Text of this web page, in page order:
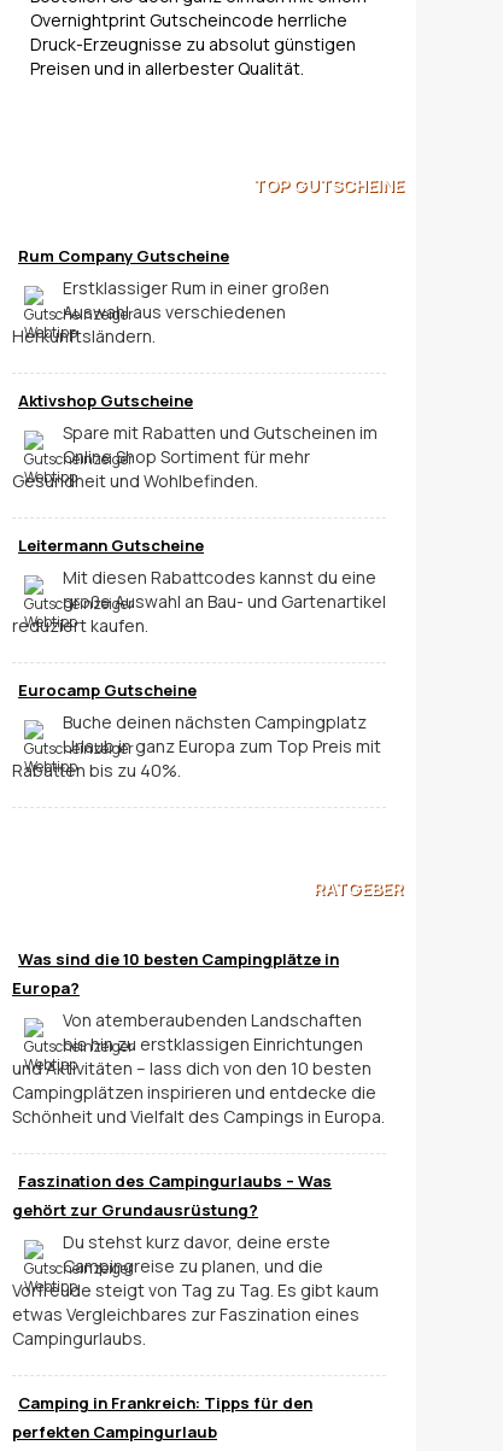
Overnightprint Gutscheincode herrliche
Druck-Erzeugnisse zu absolut günstigen
Preisen und in allerbester Qualität.
TOPGUTSCHEINE
Rum Company Gutscheine
Erstklassiger Rum in einer großen
Auswahl aus verschiedenen
Herkunftsländern.
Aktivshop Gutscheine
Spare mit Rabatten und Gutscheinen im
Online Shop Sortiment für mehr
Gesundheit und Wohlbefinden.
Leitermann Gutscheine
Mit diesen Rabattcodes kannst du eine
große Auswahl an Bau- und Gartenartikel
reduziert kaufen.
Eurocamp Gutscheine
Buche deinen nächsten Campingplatz
Urlaub in ganz Europa zum Top Preis mit
Rabatten bis zu 40%.
RATGEBER
Was sind die 10 besten Campingplätze in
Europa?
Von atemberaubenden Landschaften
bis hin zu erstklassigen Einrichtungen
und Aktivitäten – lass dich von den 10 besten
Campingplätzen inspirieren und entdecke die
Schönheit und Vielfalt des Campings in Europa.
Faszination des Campingurlaubs – Was
gehört zur Grundausrüstung?
Du stehst kurz davor, deine erste
Campingreise zu planen, und die
Vorfreude steigt von Tag zu Tag. Es gibt kaum
etwas Vergleichbares zur Faszination eines
Campingurlaubs.
Camping in Frankreich: Tipps für den
perfekten Campingurlaub